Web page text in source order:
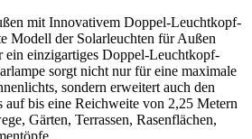
mit Innovativem Doppel-Leuchtkopf-
Modell der Solarleuchten für Außen
ein einzigartiges Doppel-Leuchtkopf-
sorgt nicht nur für eine maximale
sondern erweitert auch den
auf bis eine Reichweite von 2,25 Metern
Gärten, Terrassen, Rasenflächen,